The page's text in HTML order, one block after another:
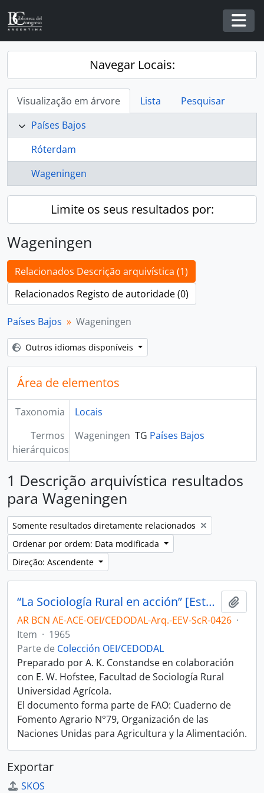
Skip to main content
Navegar Locais:
Visualização em árvore Lista
Pesquisar
Países Bajos
Róterdam
Wageningen
Limite os seus resultados por:
Wageningen
Relacionados Descrição arquivística (1)
Relacionados Registo de autoridade (0)
Países Bajos Wageningen
Outros idiomas disponíveis
Área de elementos
Taxonomia
Locais
Termos
hierárquicos
Wageningen TG Países Bajos
1 Descrição arquivística resultados
para Wageningen
Remover filtro:
Somente resultados diretamente relacionados
Ordenar por ordem: Data modificada
Direção: Ascendente
“La Sociología Rural en acción” [Estudio]
AR BCN AE-ACE-OEI/CEDODAL-Arq.-EEV-ScR-0426 ·
Item · 1965
Parte de Colección OEI/CEDODAL
Preparado por A. K. Constandse en colaboración
con E. W. Hofstee, Facultad de Sociología Rural
Universidad Agrícola.
El documento forma parte de FAO: Cuaderno de
Fomento Agrario N°79, Organización de las
Naciones Unidas para Agricultura y la Alimentación.
Exportar
SKOS